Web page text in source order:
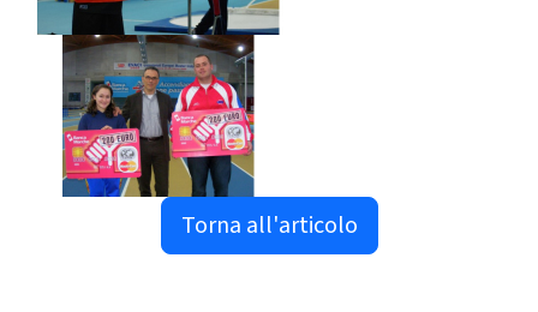
Torna all'articolo